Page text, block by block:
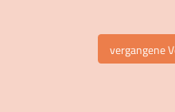
vergangene